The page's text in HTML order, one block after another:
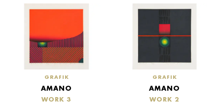
GRAFIK
AMANO
WORK 3
GRAFIK
AMANO
WORK 2